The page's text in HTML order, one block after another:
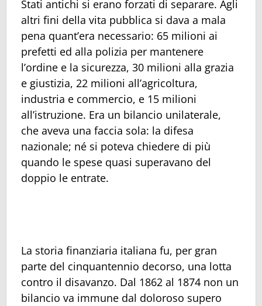
Stati antichi si erano forzati di separare. Agli
altri fini della vita pubblica si dava a mala
pena quant’era necessario: 65 milioni ai
prefetti ed alla polizia per mantenere
l’ordine e la sicurezza, 30 milioni alla grazia
e giustizia, 22 milioni all’agricoltura,
industria e commercio, e 15 milioni
all’istruzione. Era un bilancio unilaterale,
che aveva una faccia sola: la difesa
nazionale; né si poteva chiedere di più
quando le spese quasi superavano del
doppio le entrate.
La storia finanziaria italiana fu, per gran
parte del cinquantennio decorso, una lotta
contro il disavanzo. Dal 1862 al 1874 non un
bilancio va immune dal doloroso supero